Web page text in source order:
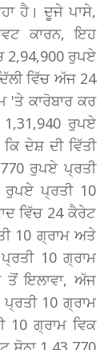
ਹੈ। ਦੂਜੇ ਪਾਸੇ,
ਕਾਰਨ, ਇਹ
2,94,900 ਰੁਪਏ
ਵਿੱਚ ਅੱਜ 24
'ਤੇ ਕਾਰੋਬਾਰ ਕਰ
ਰੁਪਏ
ਦੇਸ਼ ਦੀ ਵਿੱਤੀ
ਰੁਪਏ ਪ੍ਰਤੀ
ਪ੍ਰਤੀ 10
ਵਿੱਚ 24 ਕੈਰੇਟ
10 ਗ੍ਰਾਮ ਅਤੇ
10 ਗ੍ਰਾਮ
ਤੋਂ ਇਲਾਵਾ, ਅੱਜ
10 ਗ੍ਰਾਮ
10 ਗ੍ਰਾਮ ਵਿਕ